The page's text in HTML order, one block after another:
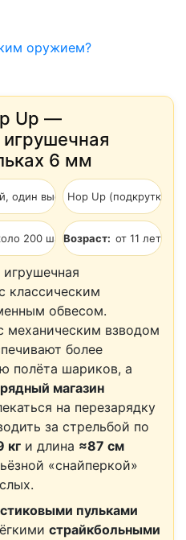
оружием?
Up —
6 мм
один выстрел за взвод
Система: Hop Up (подкрутка
200 шаровВозраст: от 11 лет
классическим
обвесом.
взводом
более
полёта шариков, а
магазин
на перезарядку
за стрельбой по
кг и длина ≈87 см
«снайперкой»
пульками
страйкбольными